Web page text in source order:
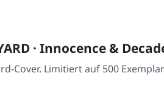
· Innocence &
Cover. Limitiert auf 500